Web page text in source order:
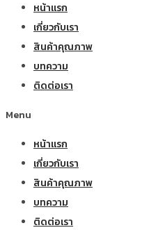
หน้าแรก
เกี่ยวกับเรา
สินค้าคุณภาพ
บทความ
ติดต่อเรา
Menu
หน้าแรก
เกี่ยวกับเรา
สินค้าคุณภาพ
บทความ
ติดต่อเรา